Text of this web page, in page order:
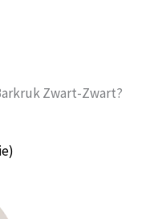
Zwart-Zwart?